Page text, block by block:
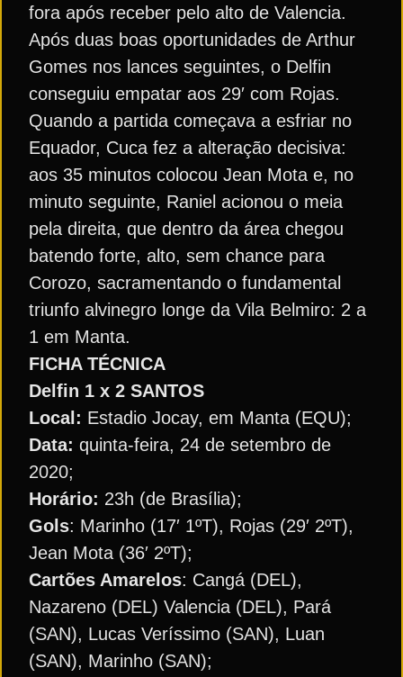
fora após receber pelo alto de Valencia.
Após duas boas oportunidades de Arthur
Gomes nos lances seguintes, o Delfin
conseguiu empatar aos 29′ com Rojas.
Quando a partida começava a esfriar no
Equador, Cuca fez a alteração decisiva:
aos 35 minutos colocou Jean Mota e, no
minuto seguinte, Raniel acionou o meia
pela direita, que dentro da área chegou
batendo forte, alto, sem chance para
Corozo, sacramentando o fundamental
triunfo alvinegro longe da Vila Belmiro: 2 a
1 em Manta.
FICHA TÉCNICA
Delfin 1 x 2 SANTOS
Local: Estadio Jocay, em Manta (EQU);
Data: quinta-feira, 24 de setembro de
2020;
Horário: 23h (de Brasília);
Gols: Marinho (17′ 1ºT), Rojas (29′ 2ºT),
Jean Mota (36′ 2ºT);
Cartões Amarelos: Cangá (DEL),
Nazareno (DEL) Valencia (DEL), Pará
(SAN), Lucas Veríssimo (SAN), Luan
(SAN), Marinho (SAN);